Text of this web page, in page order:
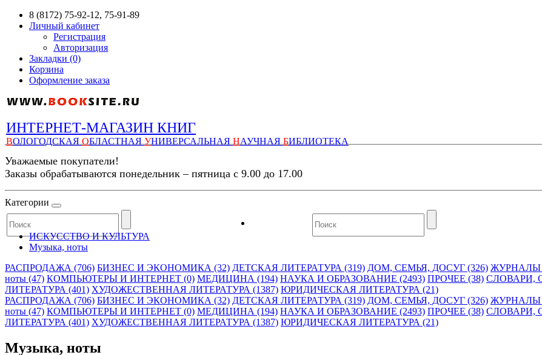
8 (8172) 75-92-12, 75-91-89
Личный кабинет
Регистрация
Авторизация
Закладки (0)
Корзина
Оформление заказа
ИНТЕРНЕТ-МАГАЗИН КНИГ
ВОЛОГОДСКАЯ ОБЛАСТНАЯ УНИВЕРСАЛЬНАЯ НАУЧНАЯ БИБЛИОТЕКА
Уважаемые покупатели!
Заказы обрабатываются понедельник – пятница с 9.00 до 17.00
Категории
ИСКУССТВО И КУЛЬТУРА
Музыка, ноты
РАСПРОДАЖА (706) БИЗНЕС И ЭКОНОМИКА (32) ДЕТСКАЯ ЛИТЕРАТУРА (319) ДОМ, СЕМЬЯ, ДОСУГ (326) ЖУРНАЛЫ
ноты (47) КОМПЬЮТЕРЫ И ИНТЕРНЕТ (0) МЕДИЦИНА (194) НАУКА И ОБРАЗОВАНИЕ (2493) ПРОЧЕЕ (38) СЛОВАРИ,
ЛИТЕРАТУРА (401) ХУДОЖЕСТВЕННАЯ ЛИТЕРАТУРА (1387) ЮРИДИЧЕСКАЯ ЛИТЕРАТУРА (21)
РАСПРОДАЖА (706) БИЗНЕС И ЭКОНОМИКА (32) ДЕТСКАЯ ЛИТЕРАТУРА (319) ДОМ, СЕМЬЯ, ДОСУГ (326) ЖУРНАЛЫ
ноты (47) КОМПЬЮТЕРЫ И ИНТЕРНЕТ (0) МЕДИЦИНА (194) НАУКА И ОБРАЗОВАНИЕ (2493) ПРОЧЕЕ (38) СЛОВАРИ,
ЛИТЕРАТУРА (401) ХУДОЖЕСТВЕННАЯ ЛИТЕРАТУРА (1387) ЮРИДИЧЕСКАЯ ЛИТЕРАТУРА (21)
Музыка, ноты